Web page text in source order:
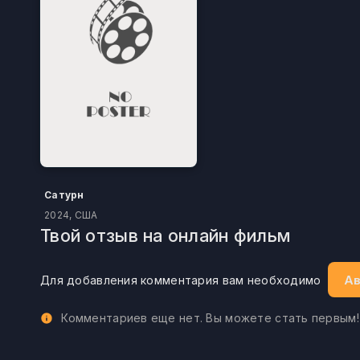
Сатурн
2024, США
Твой отзыв на онлайн фильм
Для добавления комментария вам необходимо
Комментариев еще нет. Вы можете стать первым!